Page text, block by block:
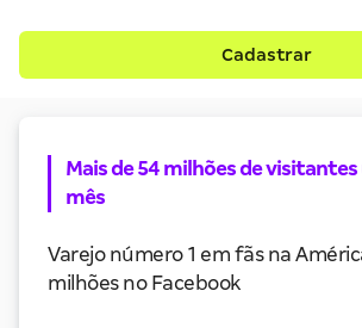
Cadastrar
Mais de 54 milhões de
mês
Varejo número 1 em fãs na
milhões no Facebook